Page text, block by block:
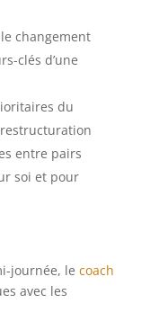
changement
clés d’une
du
entre pairs
soi et pour
journée, le coach
avec les